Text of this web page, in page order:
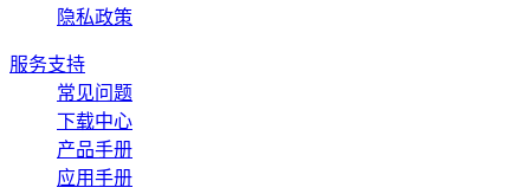
隐私政策
服务支持
常见问题
下载中心
产品手册
应用手册